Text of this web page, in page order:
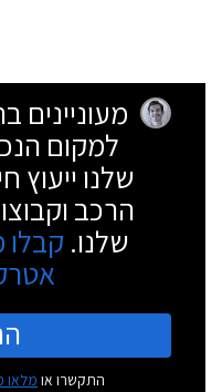
למקום
שלנו ייעוץ
הרכב
שלנו. קבלו
התקשרו או מלאו